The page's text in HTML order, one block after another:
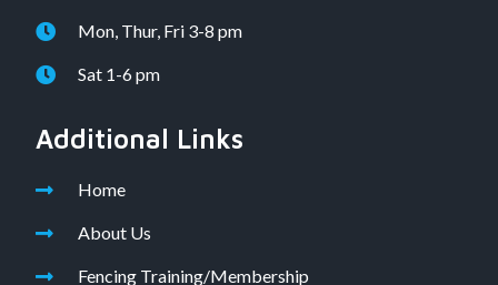
Mon, Thur, Fri 3-8 pm
Sat 1-6 pm
Additional Links
Home
About Us
Fencing Training/Membership